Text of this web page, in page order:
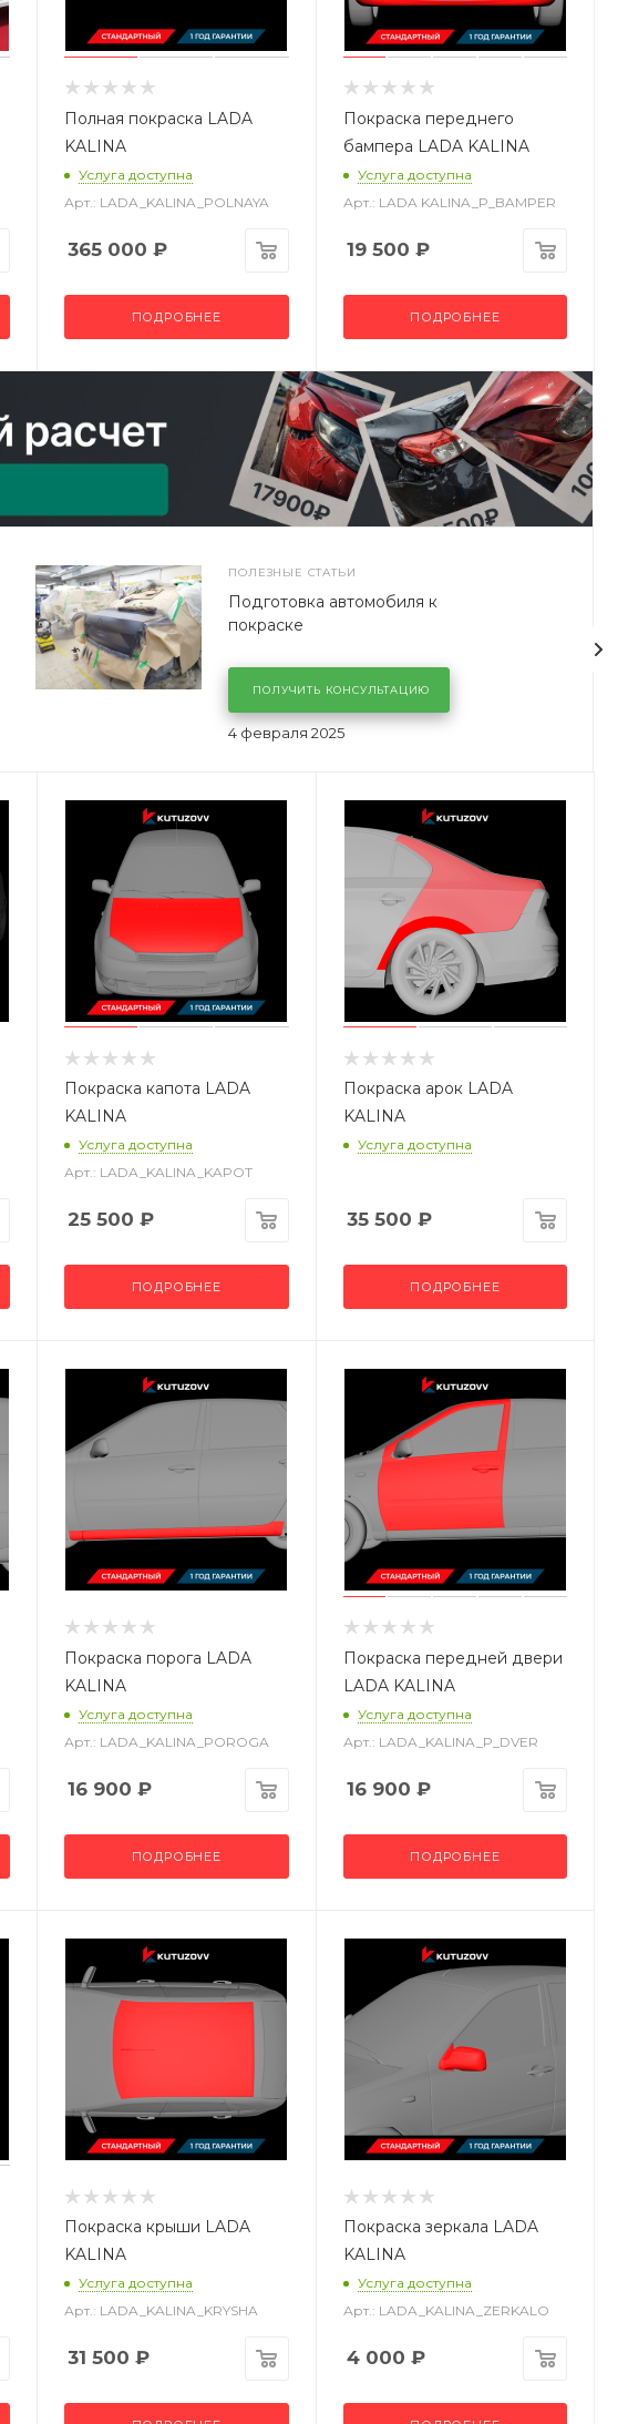
Полная покраска LADA
KALINA
Услуга доступна
Арт.: LADA_KALINA_POLNAYA
365 000 ₽
ПОДРОБНЕЕ
Покраска переднего
бампера LADA KALINA
Услуга доступна
Арт.: LADA KALINA_P_BAMPER
19 500 ₽
ПОДРОБНЕЕ
ПОЛЕЗНЫЕ СТАТЬИ
4 февраля 2025
Подготовка автомобиля к
покраске
ПОЛУЧИТЬ КОНСУЛЬТАЦИЮ
Покраска капота LADA
KALINA
Услуга доступна
Арт.: LADA_KALINA_KAPOT
25 500 ₽
ПОДРОБНЕЕ
Покраска арок LADA
KALINA
Услуга доступна
35 500 ₽
ПОДРОБНЕЕ
Покраска порога LADA
KALINA
Услуга доступна
Арт.: LADA_KALINA_POROGA
16 900 ₽
ПОДРОБНЕЕ
Покраска передней двери
LADA KALINA
Услуга доступна
Арт.: LADA_KALINA_P_DVER
16 900 ₽
ПОДРОБНЕЕ
Покраска крыши LADA
KALINA
Услуга доступна
Арт.: LADA_KALINA_KRYSHA
31 500 ₽
Покраска зеркала LADA
KALINA
Услуга доступна
Арт.: LADA_KALINA_ZERKALO
4 000 ₽